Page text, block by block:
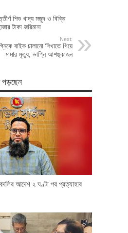
শিশু খাদ্য মজুদ ও বিক্রি
টাকা জরিমানা
Next:
বাইক চালানো শিখাতে গিয়ে
মামার মৃত্যু, ভাগ্নি আশঙ্কাজন
পড়ছেন
আদেশ ২ ঘণ্টা পর প্রত্যাহার